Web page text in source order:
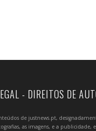
- DIREITOS DE
de justnews.pt,
as imagens, e a publicidade,